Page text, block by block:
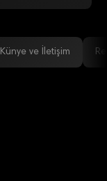
Künye ve İletişim